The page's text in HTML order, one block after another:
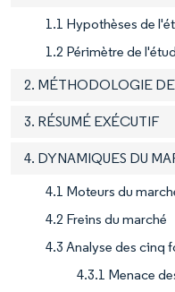
1.1 Hypothèses de
1.2 Périmètre de
2. MÉTHODOLOGIE
3. RÉSUMÉ EXÉCUTIF
4. DYNAMIQUES DU
4.1 Moteurs du
4.2 Freins du marché
4.3 Analyse des cinq
4.3.1 Menace